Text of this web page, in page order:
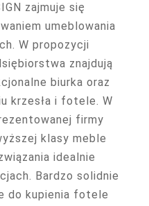
zajmuje się
umeblowania
W propozycji
znajdują
biurka oraz
krzesła i fotele. W
firmy
klasy meble
idealnie
Bardzo solidnie
do kupienia fotele